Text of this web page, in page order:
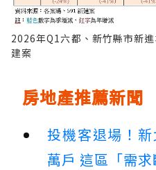
2026年Q1六都、新竹縣市新
建案
房地產推薦新聞
投機客退場！
萬戶 這區「需